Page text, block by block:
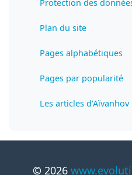
Protection des
Plan du site
Pages alphabétiques
Pages par popularité
Les articles d'Aïvanhov
© 2026